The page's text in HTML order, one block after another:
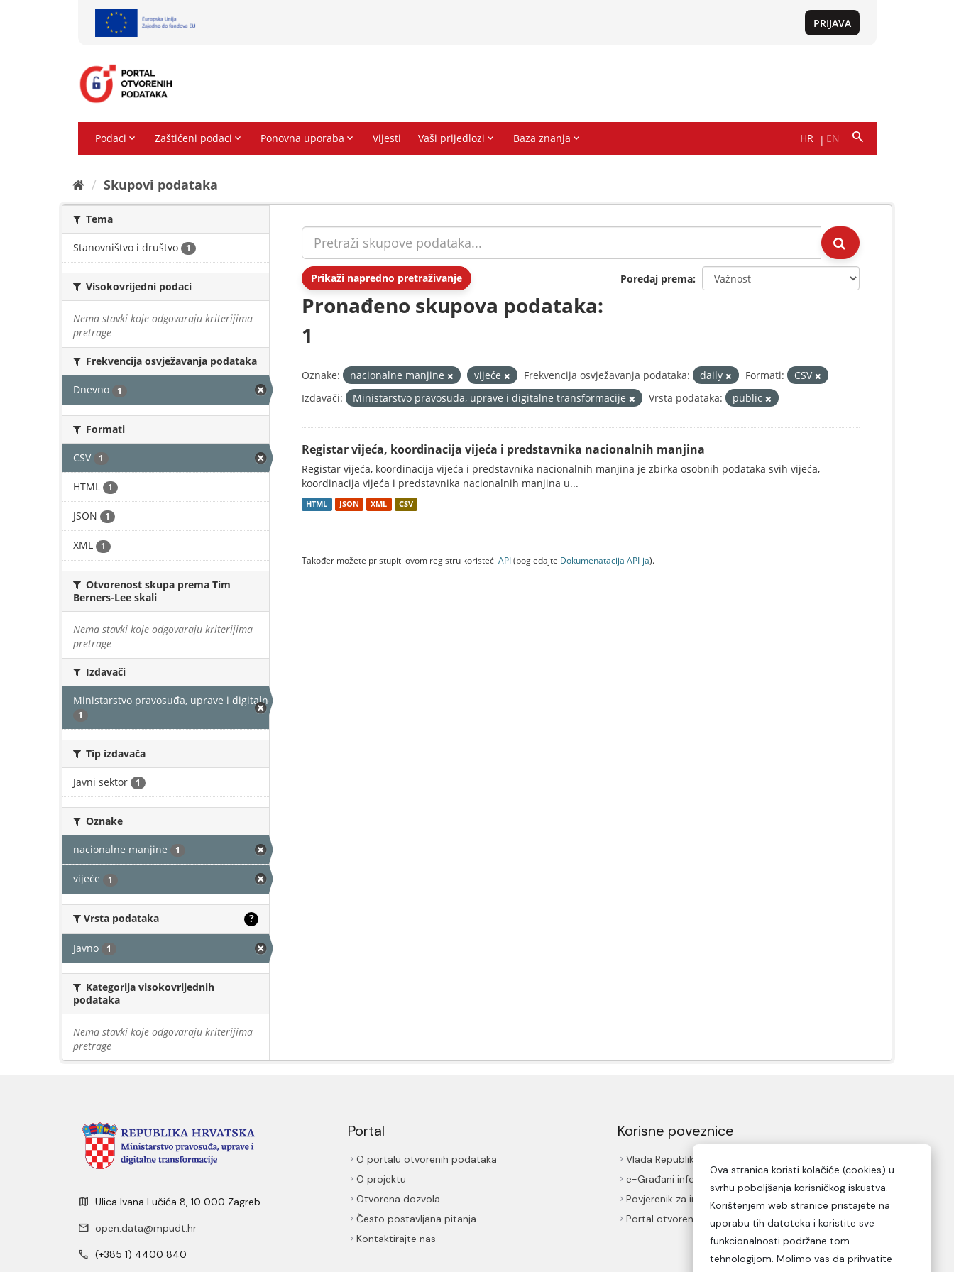
Skupovi podаtаkа
Tema
Stanovništvo i društvo 1
Visokovrijedni podaci
Nema stavki koje odgovaraju kriterijima
pretrage
Frekvencija osvježavanja podataka
Dnevno 1
Formati
CSV 1
HTML 1
JSON 1
XML 1
Otvorenost skupa prema Tim
Berners-Lee skali
Nema stavki koje odgovaraju kriterijima
pretrage
Izdavači
Ministarstvo pravosuđa, uprave i digitalne transformacije
1
Tip izdavača
Javni sektor 1
Oznake
nacionalne manjine 1
vijeće 1
Vrsta podataka ?
Javno 1
Kategorija visokovrijednih
podataka
Nema stavki koje odgovaraju kriterijima
pretrage
Prikaži napredno pretraživanje Poredaj prema
Pronađeno skupova podataka:
1
Oznake: nacionalne manjine vijeće Frekvencija osvježavanja podataka: daily Formati:
CSV
Izdavači:
Ministarstvo pravosuđa, uprave i digitalne transformacije Vrsta podataka: public
Registar vijeća, koordinacija vijeća i predstavnika nacionalnih manjina
Registar vijeća, koordinacija vijeća i predstavnika nacionalnih manjina je zbirka osobnih podataka svih vijeća,
koordinacija vijeća i predstavnika nacionalnih manjina u...
HTML JSON XML CSV
Također možete pristupiti ovom registru koristeći API(pogledajte Dokumenаtаcijа API-jа).